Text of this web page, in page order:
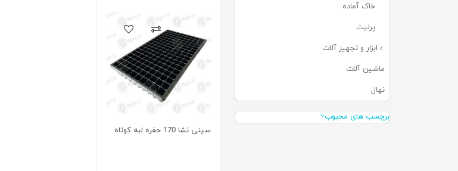
خاک آماده
پرلیت
ابزار و تجهیز آلات
ماشین آلات
نهال
برچسب های محبوب
سینی نشا 170 حفره لبه کوتاه